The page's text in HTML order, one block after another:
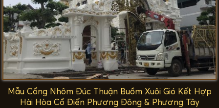
Mẫu Cổng Nhôm Đúc Thuận Buồm Xuôi Gió Kết Hợp
Hài Hòa Cổ Điển Phương Đông & Phương Tây